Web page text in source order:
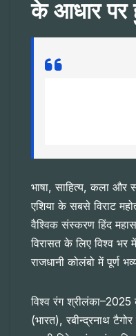
के आधार पर
भाषा, साहित्य, कला और
एशिया के सबसे विराट
वैश्विक संस्करण हिंद
विरासत के लिए विश्व भर
राजधानी कोलंबो में पूर्ण
विश्व रंग
(भारत), रबीन्द्रनाथ